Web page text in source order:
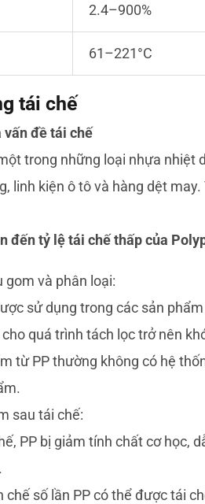
2.4–900%
61–221°C
tái chế
vấn đề tái chế
trong những loại nhựa
linh kiện ô tô và hàng dệt
đến tỷ lệ tái chế thấp của
gom và phân loại:
sử dụng trong các sản
cho quá trình tách lọc trở nên
từ PP thường không có hệ
sau tái chế:
PP bị giảm tính chất cơ học,
chế số lần PP có thể được tái